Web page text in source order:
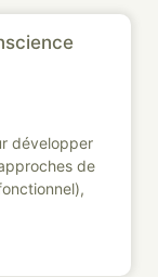
développer
de